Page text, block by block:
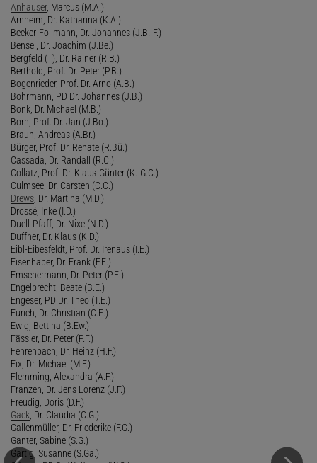
Anhäuser, Marcus (M.A.)
Arnheim, Dr. Katharina (K.A.)
Becker-Follmann, Dr. Johannes (J.B.-F.)
Bensel, Dr. Joachim (J.Be.)
Bergfeld (†), Dr. Rainer (R.B.)
Berthold, Prof. Dr. Peter (P.B.)
Bogenrieder, Prof. Dr. Arno (A.B.)
Bohrmann, PD Dr. Johannes (J.B.)
Bonk, Dr. Michael (M.B.)
Born, Prof. Dr. Jan (J.Bo.)
Braun, Andreas (A.Br.)
Bürger, Prof. Dr. Renate (R.Bü.)
Cassada, Dr. Randall (R.C.)
Collatz, Prof. Dr. Klaus-Günter (K.-G.C.)
Culmsee, Dr. Carsten (C.C.)
Drews , Dr. Martina (M.D.)
Drossé, Inke (I.D.)
Duell-Pfaff, Dr. Nixe (N.D.)
Duffner, Dr. Klaus (K.D.)
Eibl-Eibesfeldt, Prof. Dr. Irenäus (I.E.)
Eisenhaber, Dr. Frank (F.E.)
Emschermann, Dr. Peter (P.E.)
Engelbrecht, Beate (B.E.)
Engeser, PD Dr. Theo (T.E.)
Eurich, Dr. Christian (C.E.)
Ewig, Bettina (B.Ew.)
Fässler, Dr. Peter (P.F.)
Fehrenbach, Dr. Heinz (H.F.)
Fix, Dr. Michael (M.F.)
Flemming, Alexandra (A.F.)
Franzen, Dr. Jens Lorenz (J.F.)
Freudig, Doris (D.F.)
Gack , Dr. Claudia (C.G.)
Gallenmüller, Dr. Friederike (F.G.)
Ganter, Sabine (S.G.)
Gärtig, Susanne (S.Gä.)